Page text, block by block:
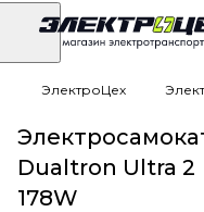
ЭлектроЦех
Dualtron Ultra 2
178W